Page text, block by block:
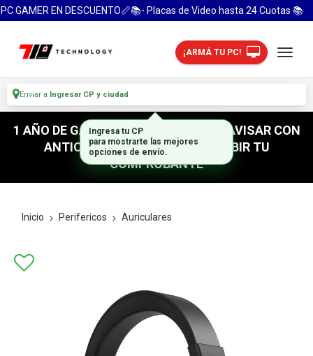
GAMER EN DESCUENTO📏📚- Placas de Video hasta 24 Cuotas 📚
¡ARMÁ TU PC!
Enviar a Ingresar CP y ciudad
1 AÑO DE GARANTIA! / PARA RETIRO AVISAR CON
ANTICIPACION / NO OLVIDES SUBIR TU
COMPROBANTE
Inicio Perifericos Auriculares
Ingresa tu CP
para mostrarte las mejores
opciones de envío.